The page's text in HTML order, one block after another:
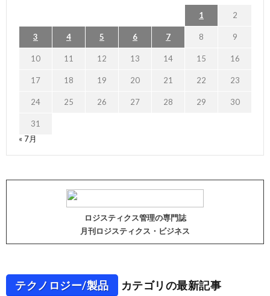
1 2
3 4 5 6 7 8 9
10 11 12 13 14 15 16
17 18 19 20 21 22 23
24 25 26 27 28 29 30
31
« 7月
ロジスティクス管理の専門誌
月刊ロジスティクス・ビジネス
テクノロジー/製品 カテゴリの最新記事